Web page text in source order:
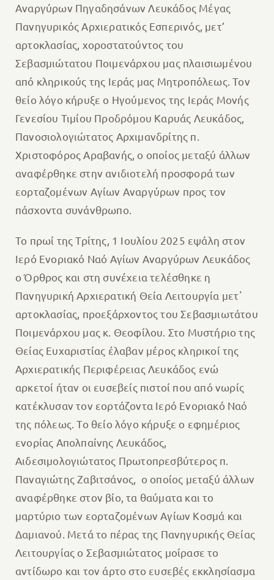
Αναργύρων Πηγαδησάνων Λευκάδος Μέγας
Πανηγυρικός Αρχιερατικός Εσπερινός, μετ’
αρτοκλασίας, χοροστατούντος του
Σεβασμιώτατου Ποιμενάρχου μας πλαισιωμένου
από κληρικούς της Ιεράς μας Μητροπόλεως. Τον
θείο λόγο κήρυξε ο Ηγούμενος της Ιεράς Μονής
Γενεσίου Τιμίου Προδρόμου Καρυάς Λευκάδος,
Πανοσιολογιώτατος Αρχιμανδρίτης π.
Χριστοφόρος Αραβανής, ο οποίος μεταξύ άλλων
αναφέρθηκε στην ανιδιοτελή προσφορά των
εορταζομένων Αγίων Αναργύρων προς τον
πάσχοντα συνάνθρωπο.
Το πρωί της Τρίτης, 1 Ιουλίου 2025 εψάλη στον
Ιερό Ενοριακό Ναό Αγίων Αναργύρων Λευκάδος
ο Όρθρος και στη συνέχεια τελέσθηκε η
Πανηγυρική Αρχιερατική Θεία Λειτουργία μετ᾽
αρτοκλασίας, προεξάρχοντος του Σεβασμιωτάτου
Ποιμενάρχου μας κ. Θεοφίλου. Στο Μυστήριο της
Θείας Ευχαριστίας έλαβαν μέρος κληρικοί της
Αρχιερατικής Περιφέρειας Λευκάδος ενώ
αρκετοί ήταν οι ευσεβείς πιστοί που από νωρίς
κατέκλυσαν τον εορτάζοντα Ιερό Ενοριακό Ναό
της πόλεως. Το θείο λόγο κήρυξε ο εφημέριος
ενορίας Απολπαίνης Λευκάδος,
Αιδεσιμολογιώτατος Πρωτοπρεσβύτερος π.
Παναγιώτης Ζαβιτσάνος, ο οποίος μεταξύ άλλων
αναφέρθηκε στον βίο, τα θαύματα και το
μαρτύριο των εορταζομένων Αγίων Κοσμά και
Δαμιανού. Μετά το πέρας της Πανηγυρικής Θείας
Λειτουργίας ο Σεβασμιώτατος μοίρασε το
αντίδωρο και τον άρτο στο ευσεβές εκκλησίασμα